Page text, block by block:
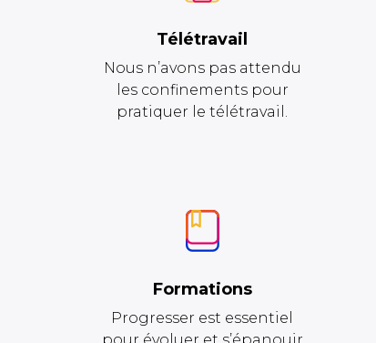
Télétravail
Nous n’avons pas attendu
les confinements pour
pratiquer le télétravail.
Formations
Progresser est essentiel